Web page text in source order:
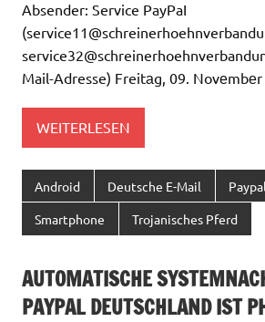
Absender: Service PayPaI
(
Mail-Adresse) Freitаg, 09.
WEITERLESEN
Android Deutsche E-Mail Paypal
Smartphone Trojanisches Pferd
AUTOMATISCHE
PAYPAL DEUTSCHLAND IST